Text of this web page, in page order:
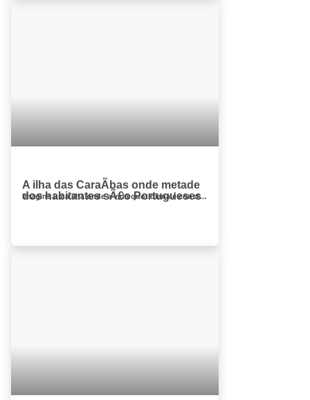
A ilha das CaraÃ­bas onde metade
dos habitantes sÃ£o PortuguesesImagine uma ilha onde a vida quotidiana é constituída por magnatas ao sol, praias paradisíacas, iates incrivelmente caros, e fest...